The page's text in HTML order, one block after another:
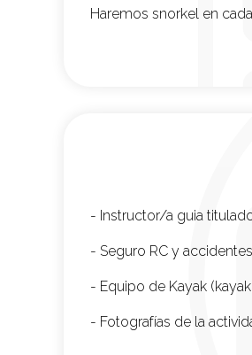
Haremos snorkel en
- Instructor/a guia
- Seguro RC y
- Equipo de Kayak
- Fotografías de la